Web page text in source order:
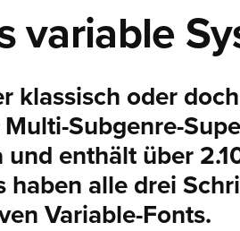
variable
klassisch oder
Multi-Subgenre-
und enthält über
haben alle drei
Variable-Fonts.